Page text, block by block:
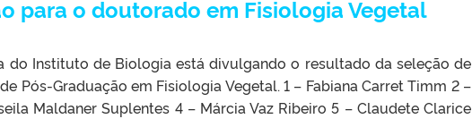
para o doutorado em Fisiologia Vegetal
do Instituto de Biologia está divulgando o resultado da seleção de
Pós-Graduação em Fisiologia Vegetal. 1 – Fabiana Carret Timm 2 –
Maldaner Suplentes 4 – Márcia Vaz Ribeiro 5 – Claudete Clarice